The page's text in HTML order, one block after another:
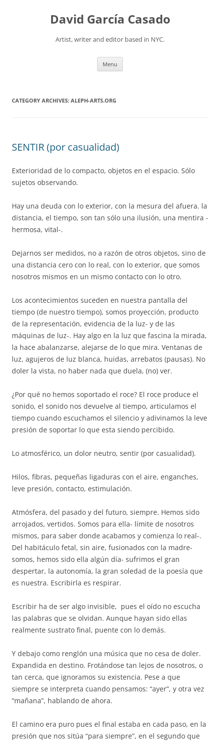
David García Casado
Artist, writer and editor based in NYC.
Menu
CATEGORY ARCHIVES: ALEPH-ARTS.ORG
SENTIR (por casualidad)
Exterioridad de lo compacto, objetos en el espacio. Sólo
sujetos observando.
Hay una deuda con lo exterior, con la mesura del afuera. la
distancia, el tiempo, son tan sólo una ilusión, una mentira -
hermosa, vital-.
Dejarnos ser medidos, no a razón de otros objetos, sino de
una distancia cero con lo real, con lo exterior, que somos
nosotros mismos en un mismo contacto con lo otro.
Los acontecimientos suceden en nuestra pantalla del
tiempo (de nuestro tiempo), somos proyección, producto
de la representación, evidencia de la luz- y de las
máquinas de luz-. Hay algo en la luz que fascina la mirada,
la hace abalanzarse, alejarse de lo que mira. Ventanas de
luz, agujeros de luz blanca, huidas, arrebatos (pausas). No
doler la vista, no haber nada que duela, (no) ver.
¿Por qué no hemos soportado el roce? El roce produce el
sonido, el sonido nos devuelve al tiempo, articulamos el
tiempo cuando escuchamos el silencio y adivinamos la leve
presión de soportar lo que esta siendo percibido.
Lo atmosférico, un dolor neutro, sentir (por casualidad).
Hilos, fibras, pequeñas ligaduras con el aire, enganches,
leve presión, contacto, estimulación.
Atmósfera, del pasado y del futuro, siempre. Hemos sido
arrojados, vertidos. Somos para ella- límite de nosotros
mismos, para saber donde acabamos y comienza lo real-.
Del habitáculo fetal, sin aire, fusionados con la madre-
somos, hemos sido ella algún día- sufrimos el gran
despertar, la autonomía, la gran soledad de la poesía que
es nuestra. Escribirla es respirar.
Escribir ha de ser algo invisible, pues el oído no escucha
las palabras que se olvidan. Aunque hayan sido ellas
realmente sustrato final, puente con lo demás.
Y debajo como renglón una música que no cesa de doler.
Expandida en destino. Frotándose tan lejos de nosotros, o
tan cerca, que ignoramos su existencia. Pese a que
siempre se interpreta cuando pensamos: “ayer”, y otra vez
“mañana”, hablando de ahora.
El camino era puro pues el final estaba en cada paso, en la
presión que nos sitúa “para siempre”, en el segundo que